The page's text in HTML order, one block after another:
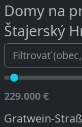
Domy na
Štajerský
229.000 €
Gratwein-